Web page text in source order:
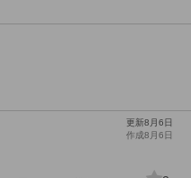
更新8月6日
作成8月6日